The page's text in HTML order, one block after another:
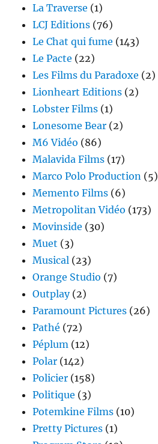
La Traverse (1)
LCJ Editions (76)
Le Chat qui fume (143)
Le Pacte (22)
Les Films du Paradoxe (2)
Lionheart Editions (2)
Lobster Films (1)
Lonesome Bear (2)
M6 Vidéo (86)
Malavida Films (17)
Marco Polo Production (5)
Memento Films (6)
Metropolitan Vidéo (173)
Movinside (30)
Muet (3)
Musical (23)
Orange Studio (7)
Outplay(2)
Paramount Pictures (26)
Pathé (72)
Péplum (12)
Polar (142)
Policier (158)
Politique (3)
Potemkine Films (10)
Pretty Pictures (1)